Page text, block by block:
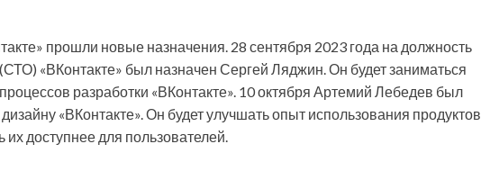
прошли новые назначения. 28 сентября 2023 года на должность
«ВКонтакте» был назначен Сергей Ляджин. Он будет заниматься
разработки «ВКонтакте». 10 октября Артемий Лебедев был
«ВКонтакте». Он будет улучшать опыт использования продуктов
их доступнее для пользователей.